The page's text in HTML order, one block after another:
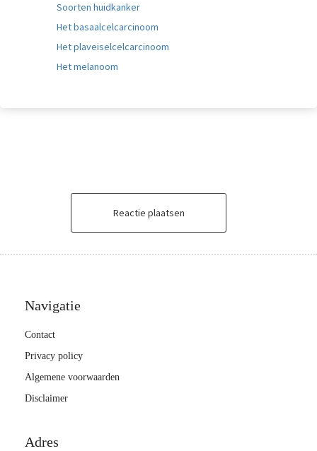
Soorten huidkanker
Het basaalcelcarcinoom
Het plaveiselcelcarcinoom
Het melanoom
Reactie plaatsen
Navigatie
Contact
Privacy policy
Algemene voorwaarden
Disclaimer
Adres